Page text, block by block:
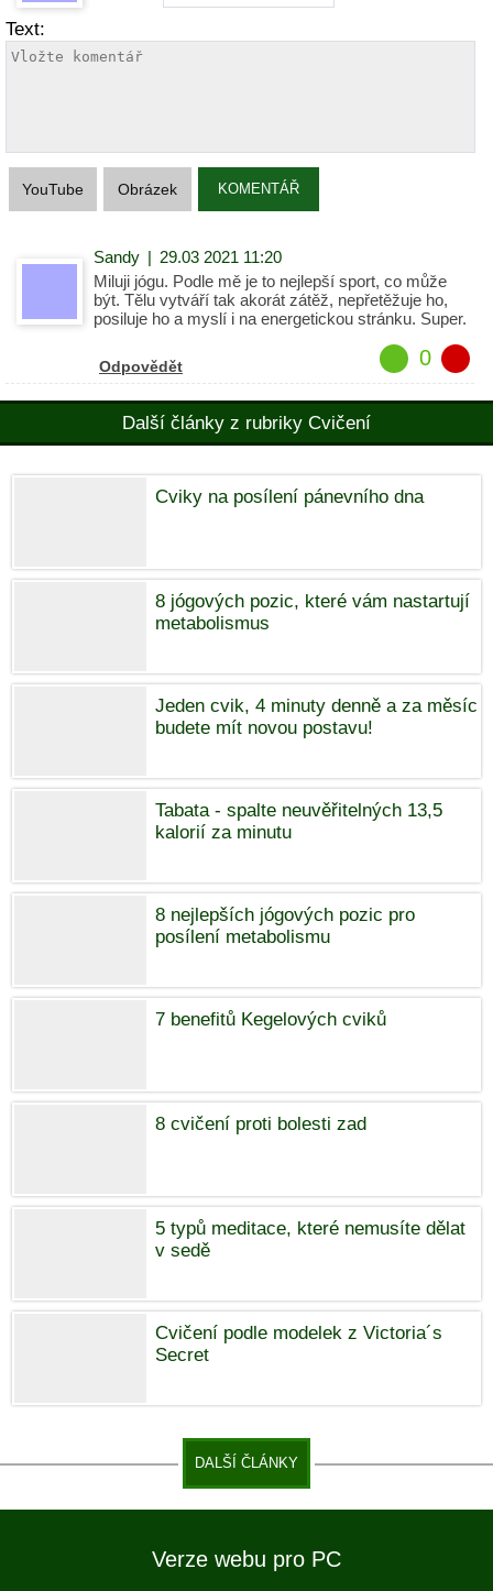
Text:
YouTube Obrázek KOMENTÁŘ
Sandy | 29.03 2021 11:20
Miluji jógu. Podle mě je to nejlepší sport, co může
být. Tělu vytváří tak akorát zátěž, nepřetěžuje ho,
posiluje ho a myslí i na energetickou stránku. Super.
Odpovědět 0
Další články z rubriky Cvičení
Cviky na posílení pánevního dna
8 jógových pozic, které vám nastartují
metabolismus
Jeden cvik, 4 minuty denně a za měsíc
budete mít novou postavu!
Tabata - spalte neuvěřitelných 13,5
kalorií za minutu
8 nejlepších jógových pozic pro
posílení metabolismu
7 benefitů Kegelových cviků
8 cvičení proti bolesti zad
5 typů meditace, které nemusíte dělat
v sedě
Cvičení podle modelek z Victoria´s
Secret
DALŠÍ ČLÁNKY
Verze webu pro PC